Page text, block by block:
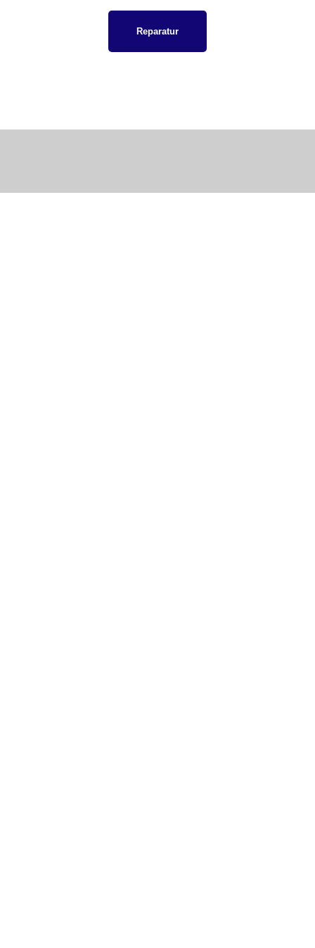
Reparatur